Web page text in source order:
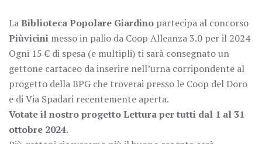
LaBiblioteca Popolare Giardino partecipa al concorso
Piùvicini messo in palio da Coop Alleanza 3.0 per il 2024
Ogni 15 € di spesa (e multipli) ti sarà consegnato un
gettone cartaceo da inserire nell’urna corripondente al
progetto della BPG che troverai presso le Coop del Doro
e di Via Spadari recentemente aperta.
Votate il nostro progetto Lettura per tutti dal 1 al 31
ottobre 2024.